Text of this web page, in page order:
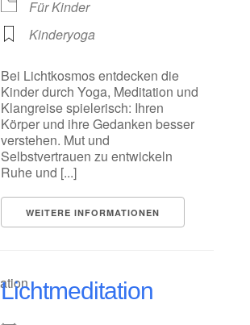
Für Kinder
Kinderyoga
Bei Lichtkosmos entdecken die
Kinder durch Yoga, Meditation und
Klangreise spielerisch: Ihren
Körper und ihre Gedanken besser
verstehen. Mut und
Selbstvertrauen zu entwickeln
Ruhe und [...]
WEITERE INFORMATIONEN
Lichtmeditation